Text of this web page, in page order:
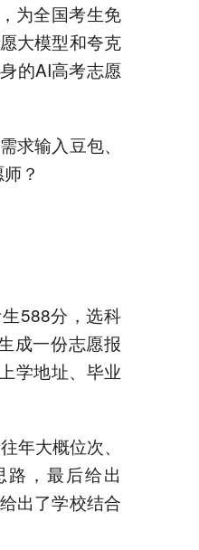
为全国考生免
大模型和夸克
的AI高考志愿
求输入豆包、
？
588分，选科
成一份志愿报
学地址、毕业
年大概位次、
，最后给出
出了学校结合